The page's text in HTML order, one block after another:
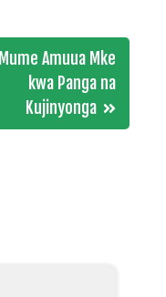
Mume Amuua Mke
kwa Panga na
Kujinyonga